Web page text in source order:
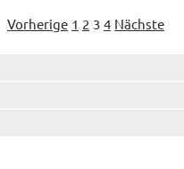
Vorherige 1 2 3 4 Nächste